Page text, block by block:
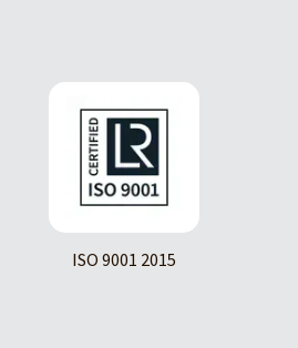
ISO 9001 2015